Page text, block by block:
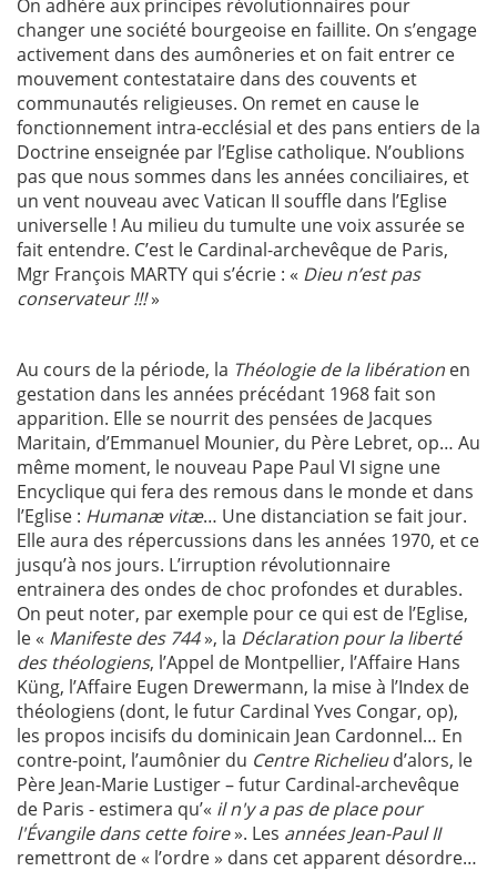
On adhère aux principes révolutionnaires pour
changer une société bourgeoise en faillite. On s’engage
activement dans des aumôneries et on fait entrer ce
mouvement contestataire dans des couvents et
communautés religieuses. On remet en cause le
fonctionnement intra-ecclésial et des pans entiers de la
Doctrine enseignée par l’Eglise catholique. N’oublions
pas que nous sommes dans les années conciliaires, et
un vent nouveau avec Vatican II souffle dans l’Eglise
universelle ! Au milieu du tumulte une voix assurée se
fait entendre. C’est le Cardinal-archevêque de Paris,
Mgr François MARTY qui s’écrie : « Dieu n’est pas
conservateur !!!»
Au cours de la période, la Théologie de la libération en
gestation dans les années précédant 1968 fait son
apparition. Elle se nourrit des pensées de Jacques
Maritain, d’Emmanuel Mounier, du Père Lebret, op… Au
même moment, le nouveau Pape Paul VI signe une
Encyclique qui fera des remous dans le monde et dans
l’Eglise : Humanæ vitæ… Une distanciation se fait jour.
Elle aura des répercussions dans les années 1970, et ce
jusqu’à nos jours. L’irruption révolutionnaire
entrainera des ondes de choc profondes et durables.
On peut noter, par exemple pour ce qui est de l’Eglise,
le « Manifeste des 744», la Déclaration pour la liberté
des théologiens, l’Appel de Montpellier, l’Affaire Hans
Küng, l’Affaire Eugen Drewermann, la mise à l’Index de
théologiens (dont, le futur Cardinal Yves Congar, op),
les propos incisifs du dominicain Jean Cardonnel… En
contre-point, l’aumônier du Centre Richelieud’alors, le
Père Jean-Marie Lustiger – futur Cardinal-archevêque
de Paris - estimera qu’« il n'y a pas de place pour
l'Évangile dans cette foire». Les années Jean-Paul II
remettront de « l’ordre » dans cet apparent désordre…